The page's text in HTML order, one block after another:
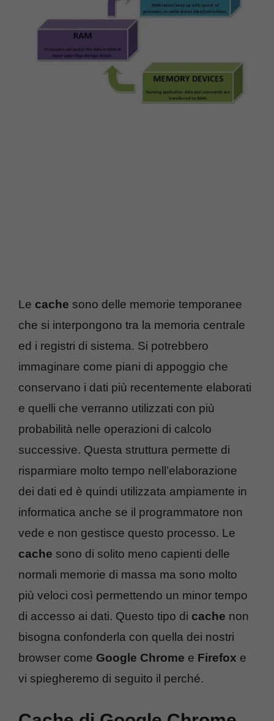
Le cache sono delle memorie temporanee
che si interpongono tra la memoria centrale
ed i registri di sistema. Si potrebbero
immaginare come piani di appoggio che
conservano i dati più recentemente elaborati
e quelli che verranno utilizzati con più
probabilità nelle operazioni di calcolo
successive. Questa struttura permette di
risparmiare molto tempo nell’elaborazione
dei dati ed è quindi utilizzata ampiamente in
informatica anche se il programmatore non
vede e non gestisce questo processo. Le
cache sono di solito meno capienti delle
normali memorie di massa ma sono molto
più veloci così permettendo un minor tempo
di accesso ai dati. Questo tipo di cache non
bisogna confonderla con quella dei nostri
browser come Google Chrome e Firefox e
vi spiegheremo di seguito il perché.